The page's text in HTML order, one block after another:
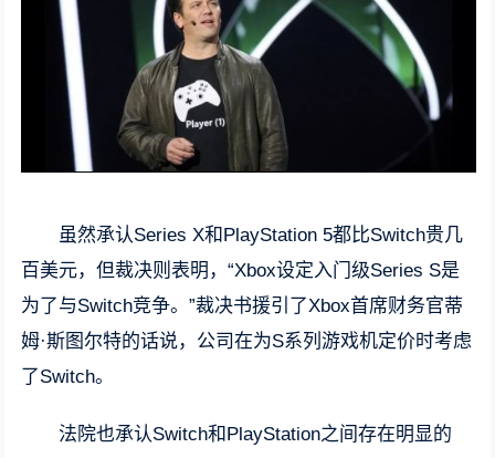
虽然承认Series X和PlayStation 5都比Switch贵几
百美元，但裁决则表明，“Xbox设定入门级Series S是
为了与Switch竞争。”裁决书援引了Xbox首席财务官蒂
姆·斯图尔特的话说，公司在为S系列游戏机定价时考虑
了Switch。
法院也承认Switch和PlayStation之间存在明显的